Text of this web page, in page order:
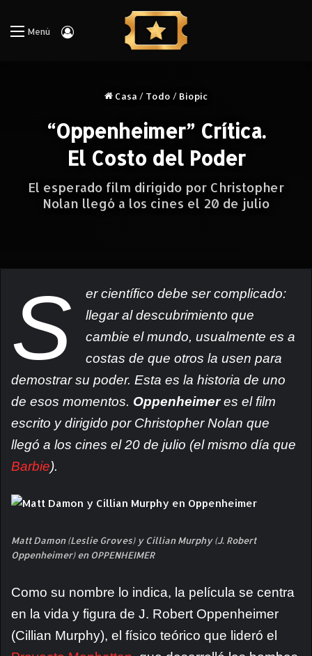
Menú Iniciar Sesión
Casa / Todo / Biopic
“Oppenheimer” Crítica.
El Costo del Poder
El esperado film dirigido por Christopher
Nolan llegó a los cines el 20 de julio
S
er científico debe ser complicado:
llegar al descubrimiento que
cambie el mundo, usualmente es a
costas de que otros la usen para
demostrar su poder. Esta es la historia de uno
de esos momentos. Oppenheimeres el film
escrito y dirigido por Christopher Nolan que
llegó a los cines el 20 de julio (el mismo día que
Barbie).
Matt Damon (Leslie Groves) y Cillian Murphy (J. Robert
Oppenheimer) en OPPENHEIMER
Como su nombre lo indica, la película se centra
en la vida y figura de J. Robert Oppenheimer
(Cillian Murphy), el físico teórico que lideró el